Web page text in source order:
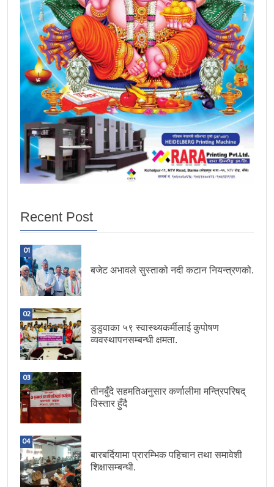
Recent Post
01
बजेट अभावले सुस्ताको नदी कटान नियन्त्रणको.
02
डुडुवाका ५९ स्वास्थ्यकर्मीलाई कुपोषण
व्यवस्थापनसम्बन्धी क्षमता.
03
तीनबुँदे सहमतिअनुसार कर्णालीमा मन्त्रिपरिषद्
विस्तार हुँदै
04
बारबर्दियामा प्रारम्भिक पहिचान तथा समावेशी
शिक्षासम्बन्धी.